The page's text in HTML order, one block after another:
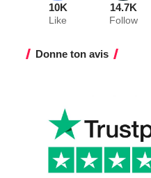
10K
Like
14.7K
Follow
Donne ton avis